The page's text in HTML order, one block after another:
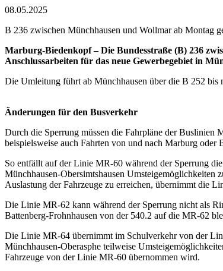
08.05.2025
B 236 zwischen Münchhausen und Wollmar ab Montag
Marburg-Biedenkopf – Die Bundesstraße (B) 236
Anschlussarbeiten für das neue Gewerbegebiet in
Die Umleitung führt ab Münchhausen über die B 252
Änderungen für den Busverkehr
Durch die Sperrung müssen die Fahrpläne der
beispielsweise auch Fahrten von und nach Marburg oder
So entfällt auf der Linie MR-60 während der Sperrung
Münchhausen-Obersimtshausen
Auslastung der Fahrzeuge zu erreichen, übernimmt die
Die Linie MR-62 kann während der Sperrung nicht als
Battenberg-Frohnhausen von der 540.2 auf die MR-62
Die Linie MR-64 übernimmt im Schulverkehr von der
Münchhausen-Oberasphe teilweise
Fahrzeuge von der Linie MR-60 übernommen wird.